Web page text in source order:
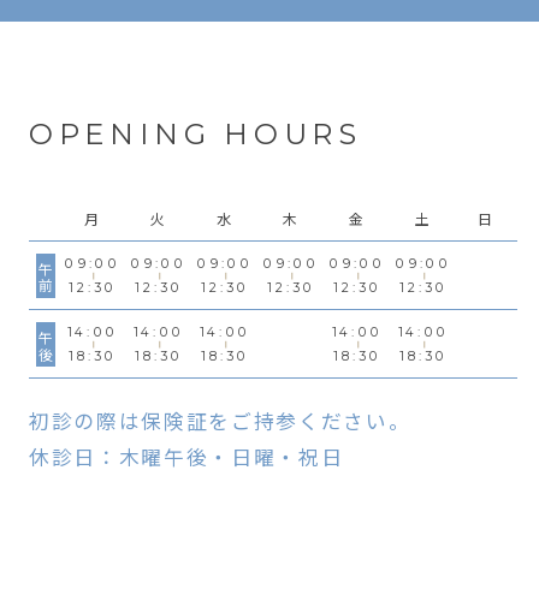
OPENING HOURS
月 火 水 木 金 土 日
午前
09:00
12:30
09:00
12:30
09:00
12:30
09:00
12:30
09:00
12:30
09:00
12:30
午後
14:00
18:30
14:00
18:30
14:00
18:30
14:00
18:30
14:00
18:30
初診の際は保険証をご持参ください。
休診日：木曜午後・日曜・祝日